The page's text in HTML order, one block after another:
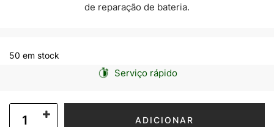
de reparação de bateria.
50 em stock
Serviço rápido
ADICIONAR